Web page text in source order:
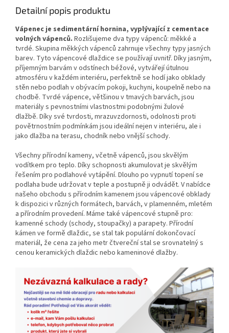
Detailní popis produktu
Vápenec je sedimentární hornina, vyplývající z cementace
volných vápenců. Rozlišujeme dva typy vápenců: měkké a
tvrdé. Skupina měkkých vápenců zahrnuje všechny typy jasných
barev. Tyto vápencové dlaždice se používají uvnitř. Díky jasným,
příjemným barvám v odstínech béžové, vytvářejí útulnou
atmosféru v každém interiéru, perfektně se hodí jako obklady
stěn nebo podlah v obývacím pokoji, kuchyni, koupelně nebo na
chodbě. Tvrdé vápence, většinou v tmavých barvách, jsou
materiály s pevnostními vlastnostmi podobnými žulové
dlažbě. Díky své tvrdosti, mrazuvzdornosti, odolnosti proti
povětrnostním podmínkám jsou ideální nejen v interiéru, ale i
jako dlažba na terasu, chodník nebo vnější schody.
Všechny přírodní kameny, včetně vápenců, jsou skvělým
vodítkem pro teplo. Díky schopnosti akumulovat je skvělým
řešením pro podlahové vytápění. Dlouho po vypnutí topení se
podlaha bude udržovat v teple a postupně ji odvádět. V nabídce
našeho obchodu s přírodním kamenem jsou vápencové obklady
k dispozici v různých formátech, barvách, v plamenném, mletém
a přírodním provedení. Máme také vápencové stupně pro:
kamenné schody (schody, stoupačky) a parapety. Přírodní
kámen ve formě dlaždic, se stal tak populární dokončovací
materiál, že cena za jeho metr čtvereční stal se srovnatelný s
cenou keramických dlaždic nebo kameninové dlažby.